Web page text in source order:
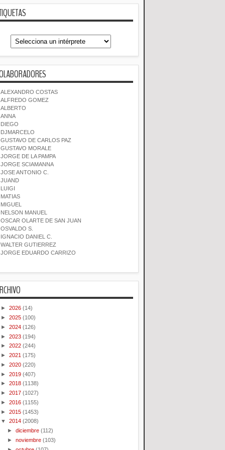
ALEXANDRO COSTAS
ALFREDO GOMEZ
ALBERTO
ANNA
DIEGO
DJMARCELO
GUSTAVO DE CARLOS PAZ
GUSTAVO MORALE
JORGE DE LA PAMPA
JORGE SCIAMANNA
JOSE ANTONIO C.
JUAND
LUIGI
MATIAS
MIGUEL
NELSON MANUEL
OSCAR OLARTE DE SAN JUAN
OSVALDO S.
IGNACIO DANIEL C.
WALTER GUTIERREZ
JORGE EDUARDO CARRIZO
► 2026 (14)
► 2025 (100)
► 2024 (126)
► 2023 (194)
► 2022 (244)
► 2021 (175)
► 2020 (220)
► 2019 (407)
► 2018 (1138)
► 2017 (1027)
► 2016 (1155)
► 2015 (1453)
▼ 2014 (2008)
►diciembre (112)
►noviembre (103)